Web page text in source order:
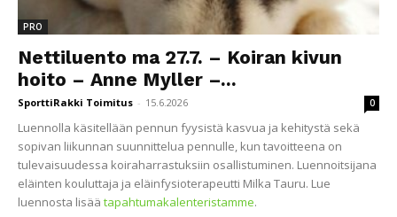
PRO
Nettiluento ma 27.7. – Koiran kivun
hoito – Anne Myller –...
SporttiRakki Toimitus - 15.6.2026 0
Luennolla käsitellään pennun fyysistä kasvua ja kehitystä sekä
sopivan liikunnan suunnittelua pennulle, kun tavoitteena on
tulevaisuudessa koiraharrastuksiin osallistuminen. Luennoitsijana
eläinten kouluttaja ja eläinfysioterapeutti Milka Tauru. Lue
luennosta lisää tapahtumakalenteristamme.